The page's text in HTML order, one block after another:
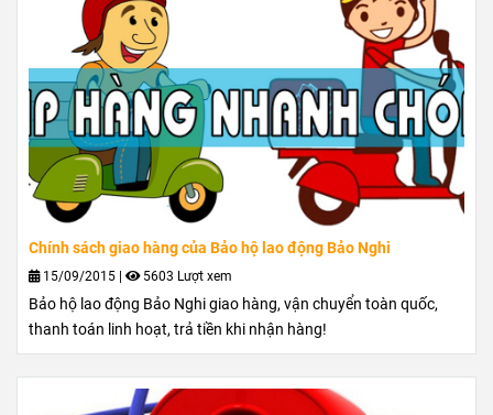
Chính sách giao hàng của Bảo hộ lao động Bảo Nghi
15/09/2015 5603 Lượt xem
Bảo hộ lao động Bảo Nghi giao hàng, vận chuyển toàn quốc,
thanh toán linh hoạt, trả tiền khi nhận hàng!